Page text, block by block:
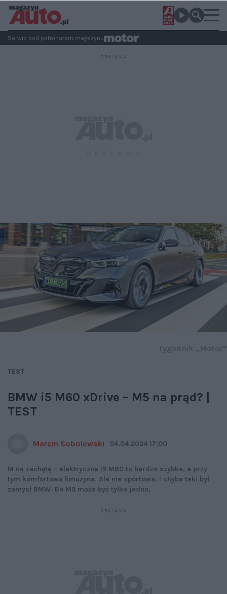
Serwis pod patronatem magazynu
TEST
BMW i5 M60 xDrive – M5 na prąd? |
TEST
Marcin Sobolewski 04.04.2024 17:00
M na zachętę – elektryczne i5 M60 to bardzo szybka, a przy
tym komfortowa limuzyna. Ale nie sportowa. I chyba taki był
zamysł BMW. Bo M5 może być tylko jedno.